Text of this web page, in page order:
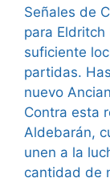
Señales de
para Eldritch
suficiente
partidas.
nuevo
Contra esta
Aldebarán,
unen a la
cantidad de